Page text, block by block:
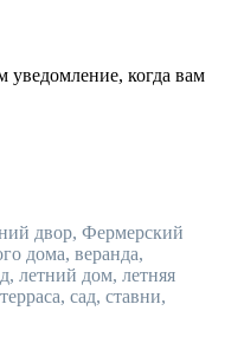
когда вам
двор, Фермерский
дома, веранда,
летний дом, летняя
сад, ставни,